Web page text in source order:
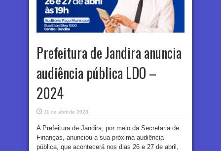
Prefeitura de Jandira anuncia
audiência pública LDO –
2024
11 de abril de 2023
A Prefeitura de Jandira, por meio da Secretaria de
Finanças, anunciou a sua próxima audiência
pública, que acontecerá nos dias 26 e 27 de abril,